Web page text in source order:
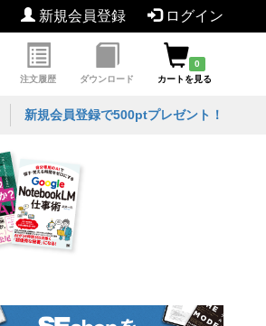
新規会員登録 ログイン
注文履歴 ダウンロード
0
カートを見る
新規会員登録で500ptプレゼント！